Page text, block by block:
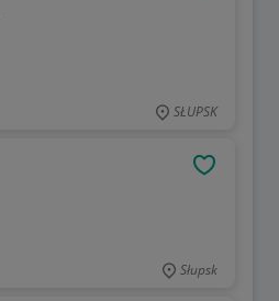
SŁUPSK
Słupsk